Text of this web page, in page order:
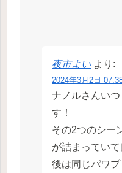
夜市よい より:
2024年3月2日
ナノルさんい
す！
その2つのシー
が詰まってい
後は同じパワ